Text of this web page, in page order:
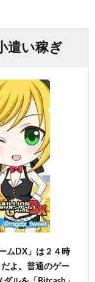
遣い稼ぎ
ムDX」は２４時
よ。普通のゲー